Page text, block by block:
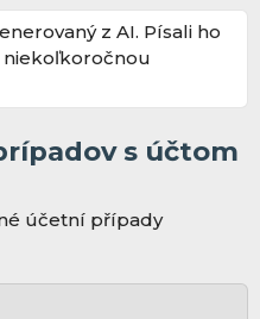
z AI. Písali ho
s účtom
účetní případy